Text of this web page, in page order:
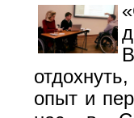
опыт и